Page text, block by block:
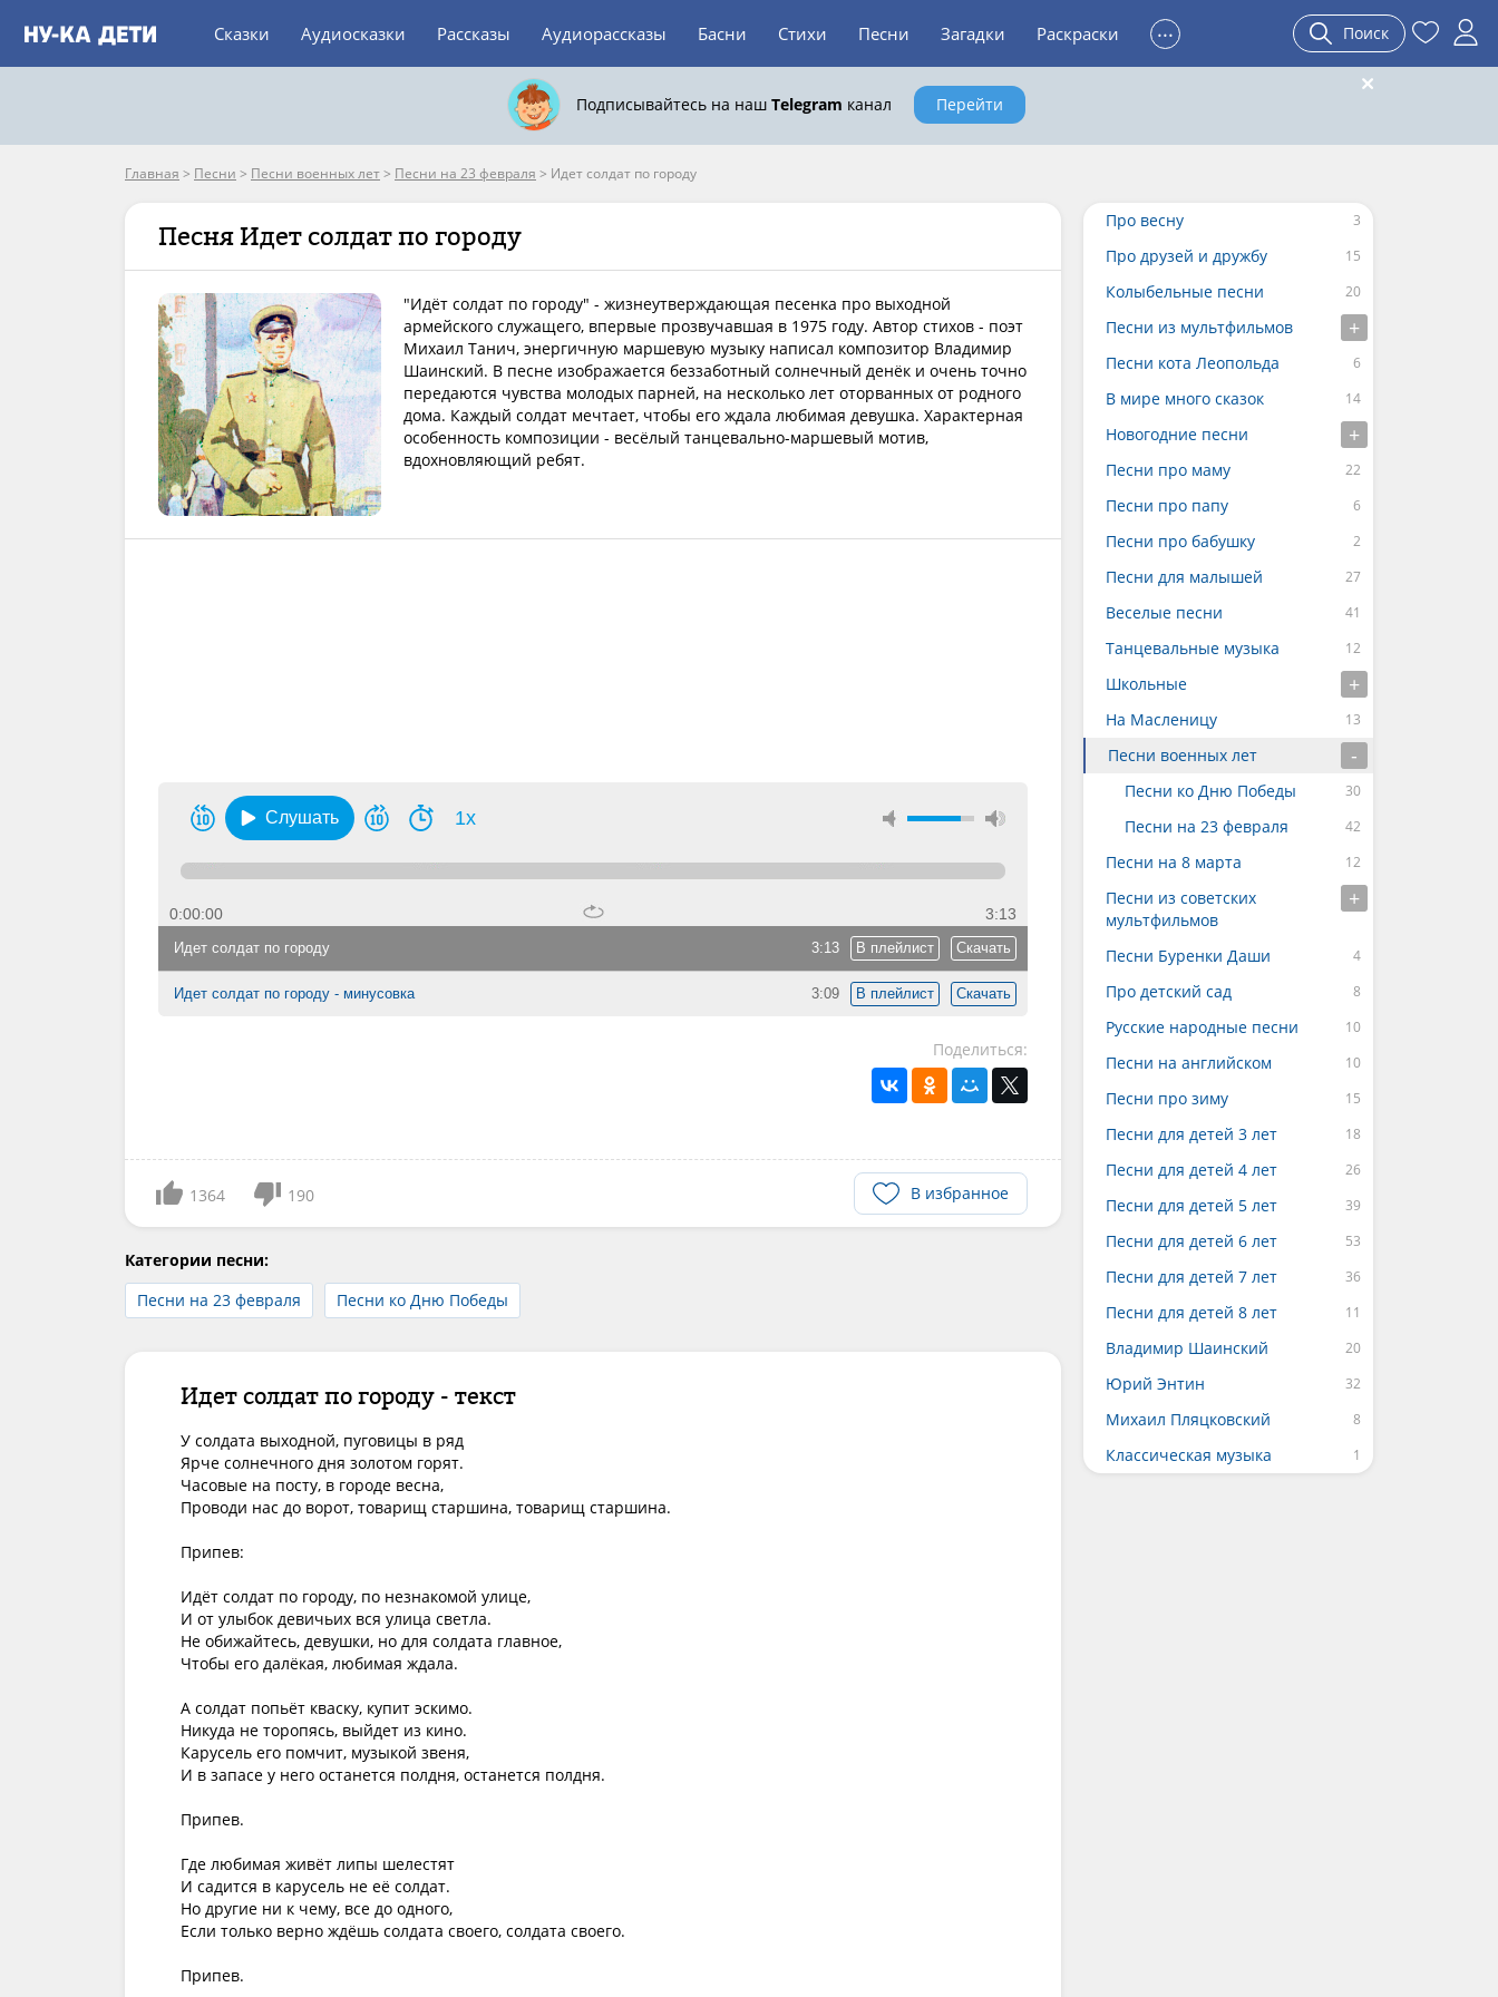
Сказки Аудиосказки Рассказы Аудиорассказы Басни Стихи Песни Загадки Раскраски ... Поиск
Подписывайтесь на наш Telegram канал Перейти
Главная > Песни > Песни военных лет> Песни на 23 февраля > Идет солдат по городу
Песня Идет солдат по городу
"Идёт солдат по городу" - жизнеутверждающая песенка про выходной
армейского служащего, впервые прозвучавшая в 1975 году. Автор стихов - поэт
Михаил Танич, энергичную маршевую музыку написал композитор Владимир
Шаинский. В песне изображается беззаботный солнечный денёк и очень точно
передаются чувства молодых парней, на несколько лет оторванных от родного
дома. Каждый солдат мечтает, чтобы его ждала любимая девушка. Характерная
особенность композиции - весёлый танцевально-маршевый мотив,
вдохновляющий ребят.
Слушать 1x
0:00:00 3:13
3:13 В плейлист Скачать
Идет солдат по городу
3:09 В плейлист Скачать
Идет солдат по городу - минусовка
Поделиться:
1364 190 В избранное
Категории песни:
Песни на 23 февраля
Песни ко Дню Победы
Идет солдат по городу - текст
У солдата выходной, пуговицы в ряд
Ярче солнечного дня золотом горят.
Часовые на посту, в городе весна,
Проводи нас до ворот, товарищ старшина, товарищ старшина.
Припев:
Идёт солдат по городу, по незнакомой улице,
И от улыбок девичьих вся улица светла.
Не обижайтесь, девушки, но для солдата главное,
Чтобы его далёкая, любимая ждала.
А солдат попьёт кваску, купит эскимо.
Никуда не торопясь, выйдет из кино.
Карусель его помчит, музыкой звеня,
И в запасе у него останется полдня, останется полдня.
Припев.
Где любимая живёт липы шелестят
И садится в карусель не её солдат.
Но другие ни к чему, все до одного,
Если только верно ждёшь солдата своего, солдата своего.
Припев.
Про весну
Про друзей и дружбу
Колыбельные песни
Песни из мультфильмов
Песни кота Леопольда
В мире много сказок
Новогодние песни
Песни про маму
Песни про папу
Песни про бабушку
Песни для малышей
Веселые песни
Танцевальные музыка
Школьные
На Масленицу
Песни военных лет
Песни ко Дню Победы
Песни на 23 февраля
Песни на 8 марта
Песни из советских
мультфильмов
Песни Буренки Даши
Про детский сад
Русские народные песни
Песни на английском
Песни про зиму
Песни для детей 3 лет
Песни для детей 4 лет
Песни для детей 5 лет
Песни для детей 6 лет
Песни для детей 7 лет
Песни для детей 8 лет
Владимир Шаинский
Юрий Энтин
Михаил Пляцковский
Классическая музыка